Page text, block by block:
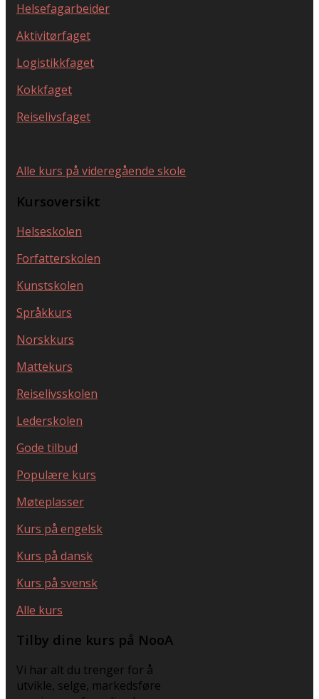
Helsefagarbeider
Aktivitørfaget
Logistikkfaget
Kokkfaget
Reiselivsfaget
Alle kurs på videregående skole
Kursoversikt
Helseskolen
Forfatterskolen
Kunstskolen
Språkkurs
Norskkurs
Mattekurs
Reiselivsskolen
Lederskolen
Gode tilbud
Populære kurs
Møteplasser
Kurs på engelsk
Kurs på dansk
Kurs på svensk
Alle kurs
Tilby dine kurs på NooA
Vi har alt du trenger for å
utvikle, selge, markedsføre